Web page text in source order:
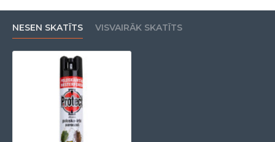
NESEN SKATĪTS VISVAIRĀK SKATĪTS